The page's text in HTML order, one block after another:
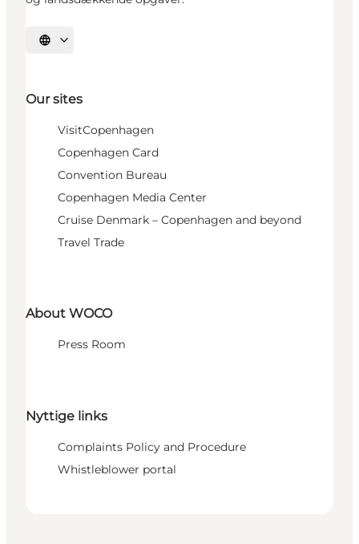
Select language
Our sites
VisitCopenhagen
Copenhagen Card
Convention Bureau
Copenhagen Media Center
Cruise Denmark – Copenhagen and beyond
Travel Trade
About WOCO
Press Room
Nyttige links
Complaints Policy and Procedure
Whistleblower portal